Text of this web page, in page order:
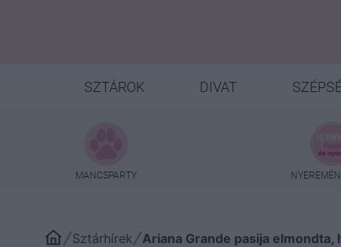
SZTÁROK DIVAT
MANCSPARTY
Sztárhírek Ariana Grande pasija